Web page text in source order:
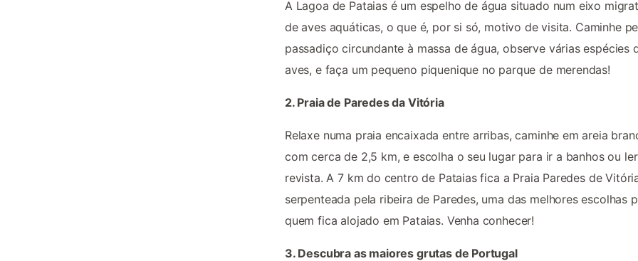
A Lagoa de Pataias é um espelho de água situado num eixo
de aves aquáticas, o que é, por si só, motivo de visita. Caminhe
passadiço circundante à massa de água, observe várias espécies
aves, e faça um pequeno piquenique no parque de merendas!
2. Praia de Paredes da Vitória
Relaxe numa praia encaixada entre arribas, caminhe em areia
com cerca de 2,5 km, e escolha o seu lugar para ir a banhos ou
revista. A 7 km do centro de Pataias fica a Praia Paredes de
serpenteada pela ribeira de Paredes, uma das melhores escolhas
quem fica alojado em Pataias. Venha conhecer!
3. Descubra as maiores grutas de Portugal